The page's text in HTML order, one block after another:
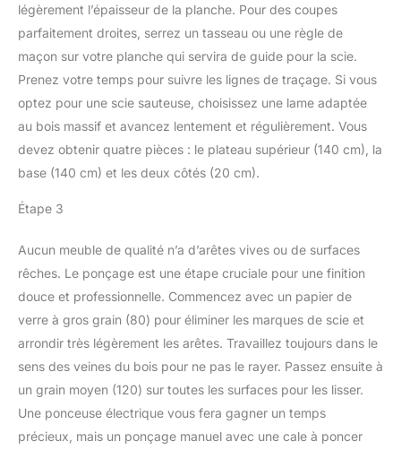
légèrement l’épaisseur de la planche. Pour des coupes
parfaitement droites, serrez un tasseau ou une règle de
maçon sur votre planche qui servira de guide pour la scie.
Prenez votre temps pour suivre les lignes de traçage. Si vous
optez pour une scie sauteuse, choisissez une lame adaptée
au bois massif et avancez lentement et régulièrement. Vous
devez obtenir quatre pièces : le plateau supérieur (140 cm), la
base (140 cm) et les deux côtés (20 cm).
Étape 3
Aucun meuble de qualité n’a d’arêtes vives ou de surfaces
rêches. Le ponçage est une étape cruciale pour une finition
douce et professionnelle. Commencez avec un papier de
verre à gros grain (80) pour éliminer les marques de scie et
arrondir très légèrement les arêtes. Travaillez toujours dans le
sens des veines du bois pour ne pas le rayer. Passez ensuite à
un grain moyen (120) sur toutes les surfaces pour les lisser.
Une ponceuse électrique vous fera gagner un temps
précieux, mais un ponçage manuel avec une cale à poncer